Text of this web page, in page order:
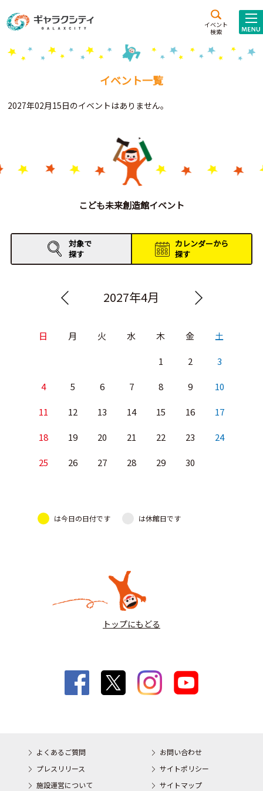
イベント
検索
施設案内
こども
西新井
施設･
Gがくえん
お知らせ
イベントレポート
イベント一覧
2027年02月15日のイベントはありません。
こども未来創造館イベント
対象で
探す
カレンダーから
探す
2027年4月
日 月 火 水 木 金 土
1 2 3
4 5 6 7 8 9 10
11 12 13 14 15 16 17
18 19 20 21 22 23 24
25 26 27 28 29 30
は今日の日付です は休館日です
トップにもどる
よくあるご質問
お問い合わせ
プレスリリース
サイトポリシー
施設運営について
サイトマップ